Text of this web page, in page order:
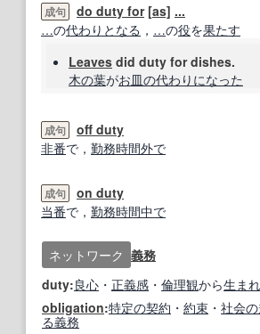
成句 do duty for[as] ...
…の代わり となる ， …の役を果たす
Leaves did duty for dishes.
木の葉がお皿の代わりになった
成句
off duty
非番で， 勤務時間外で
成句
on duty
当番で， 勤務時間中で
ネットワーク 義務
duty:良心 ・ 正義感 ・ 倫理観から生ま
obligation:特定の契約 ・ 約束 ・ 社会の
る義務